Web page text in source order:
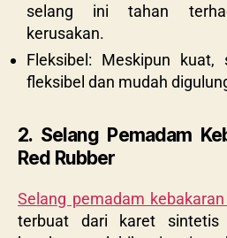
selang ini tahan
kerusakan.
Fleksibel: Meskipun
fleksibel dan mudah
2. Selang Pemadam
Red Rubber
Selang pemadam
terbuat dari karet sintetis